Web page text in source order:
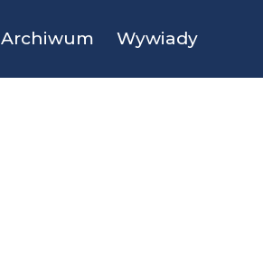
Archiwum Wywiady